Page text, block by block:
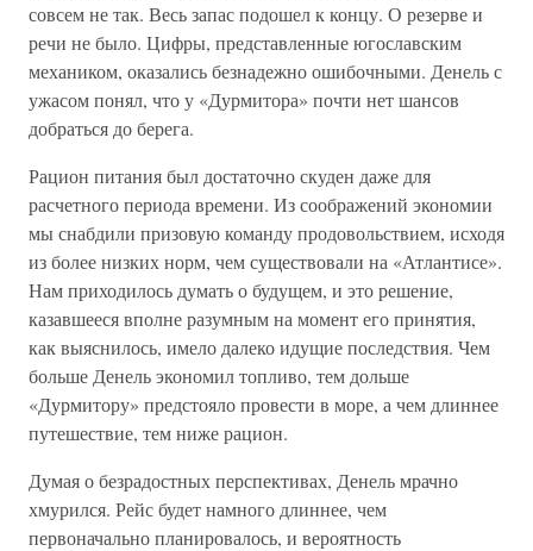
совсем не так. Весь запас подошел к концу. О резерве и
речи не было. Цифры, представленные югославским
механиком, оказались безнадежно ошибочными. Денель с
ужасом понял, что у «Дурмитора» почти нет шансов
добраться до берега.
Рацион питания был достаточно скуден даже для
расчетного периода времени. Из соображений экономии
мы снабдили призовую команду продовольствием, исходя
из более низких норм, чем существовали на «Атлантисе».
Нам приходилось думать о будущем, и это решение,
казавшееся вполне разумным на момент его принятия,
как выяснилось, имело далеко идущие последствия. Чем
больше Денель экономил топливо, тем дольше
«Дурмитору» предстояло провести в море, а чем длиннее
путешествие, тем ниже рацион.
Думая о безрадостных перспективах, Денель мрачно
хмурился. Рейс будет намного длиннее, чем
первоначально планировалось, и вероятность